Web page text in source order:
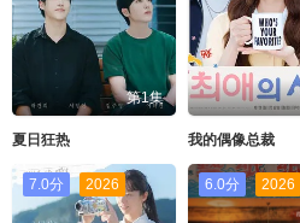
第1集
夏日狂热 我的偶像总裁
7.0分 2026 6.0分 2026